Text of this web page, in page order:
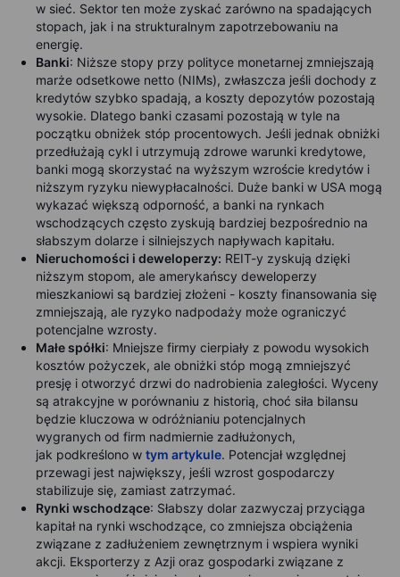
w sieć. Sektor ten może zyskać zarówno na spadających
stopach, jak i na strukturalnym zapotrzebowaniu na
energię.
Banki: Niższe stopy przy polityce monetarnej zmniejszają
marże odsetkowe netto (NIMs), zwłaszcza jeśli dochody z
kredytów szybko spadają, a koszty depozytów pozostają
wysokie. Dlatego banki czasami pozostają w tyle na
początku obniżek stóp procentowych. Jeśli jednak obniżki
przedłużają cykl i utrzymują zdrowe warunki kredytowe,
banki mogą skorzystać na wyższym wzroście kredytów i
niższym ryzyku niewypłacalności. Duże banki w USA mogą
wykazać większą odporność, a banki na rynkach
wschodzących często zyskują bardziej bezpośrednio na
słabszym dolarze i silniejszych napływach kapitału.
Nieruchomości i deweloperzy: REIT-y zyskują dzięki
niższym stopom, ale amerykańscy deweloperzy
mieszkaniowi są bardziej złożeni - koszty finansowania się
zmniejszają, ale ryzyko nadpodaży może ograniczyć
potencjalne wzrosty.
Małe spółki: Mniejsze firmy cierpiały z powodu wysokich
kosztów pożyczek, ale obniżki stóp mogą zmniejszyć
presję i otworzyć drzwi do nadrobienia zaległości. Wyceny
są atrakcyjne w porównaniu z historią, choć siła bilansu
będzie kluczowa w odróżnianiu potencjalnych
wygranych od firm nadmiernie zadłużonych,
jak podkreślono w tym artykule. Potencjał względnej
przewagi jest największy, jeśli wzrost gospodarczy
stabilizuje się, zamiast zatrzymać.
Rynki wschodzące: Słabszy dolar zazwyczaj przyciąga
kapitał na rynki wschodzące, co zmniejsza obciążenia
związane z zadłużeniem zewnętrznym i wspiera wyniki
akcji. Eksporterzy z Azji oraz gospodarki związane z